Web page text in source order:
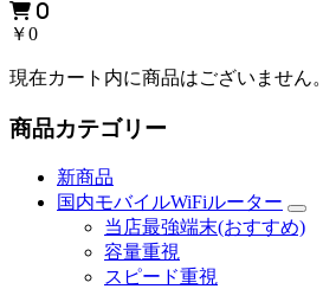
0
￥0
現在カート内に商品はございません。
商品カテゴリー
新商品
国内モバイルWiFiルーター
当店最強端末(おすすめ)
容量重視
スピード重視